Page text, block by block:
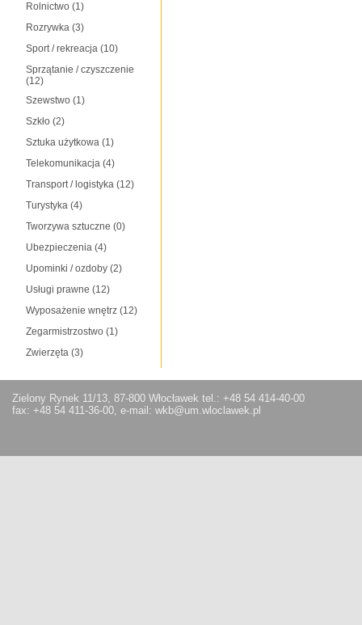
Rolnictwo (1)
Rozrywka (3)
Sport / rekreacja (10)
Sprzątanie / czyszczenie
(12)
Szewstwo (1)
Szkło (2)
Sztuka użytkowa (1)
Telekomunikacja (4)
Transport / logistyka (12)
Turystyka (4)
Tworzywa sztuczne (0)
Ubezpieczenia (4)
Upominki / ozdoby (2)
Usługi prawne (12)
Wyposażenie wnętrz (12)
Zegarmistrzostwo (1)
Zwierzęta (3)
Zielony Rynek 11/13, 87-800 Włocławek tel.: +48 54 414-40-00
fax: +48 54 411-36-00, e-mail: wkb@um.wloclawek.pl